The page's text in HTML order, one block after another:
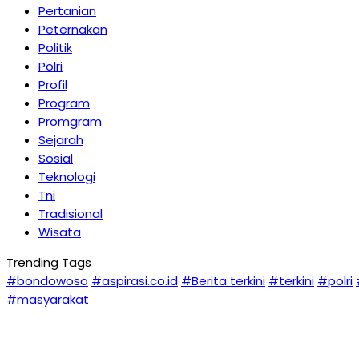
Pertanian
Peternakan
Politik
Polri
Profil
Program
Promgram
Sejarah
Sosial
Teknologi
Tni
Tradisional
Wisata
Trending Tags
#bondowoso #aspirasi.co.id #Berita terkini #terkini #polri
#masyarakat